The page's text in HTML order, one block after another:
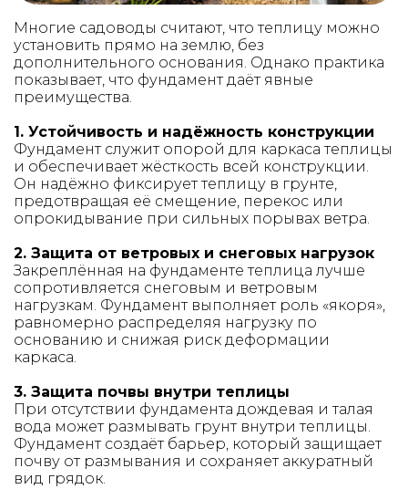
Многие садоводы считают, что теплицу можно
установить прямо на землю, без
дополнительного основания. Однако практика
показывает, что фундамент даёт явные
преимущества.
1. Устойчивость и надёжность конструкции
Фундамент служит опорой для каркаса теплицы
и обеспечивает жёсткость всей конструкции.
Он надёжно фиксирует теплицу в грунте,
предотвращая её смещение, перекос или
опрокидывание при сильных порывах ветра.
2. Защита от ветровых и снеговых нагрузок
Закреплённая на фундаменте теплица лучше
сопротивляется снеговым и ветровым
нагрузкам. Фундамент выполняет роль «якоря»,
равномерно распределяя нагрузку по
основанию и снижая риск деформации
каркаса.
3. Защита почвы внутри теплицы
При отсутствии фундамента дождевая и талая
вода может размывать грунт внутри теплицы.
Фундамент создаёт барьер, который защищает
почву от размывания и сохраняет аккуратный
вид грядок.